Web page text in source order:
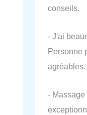
conseils.
- J'ai
Personne
agréables.
-